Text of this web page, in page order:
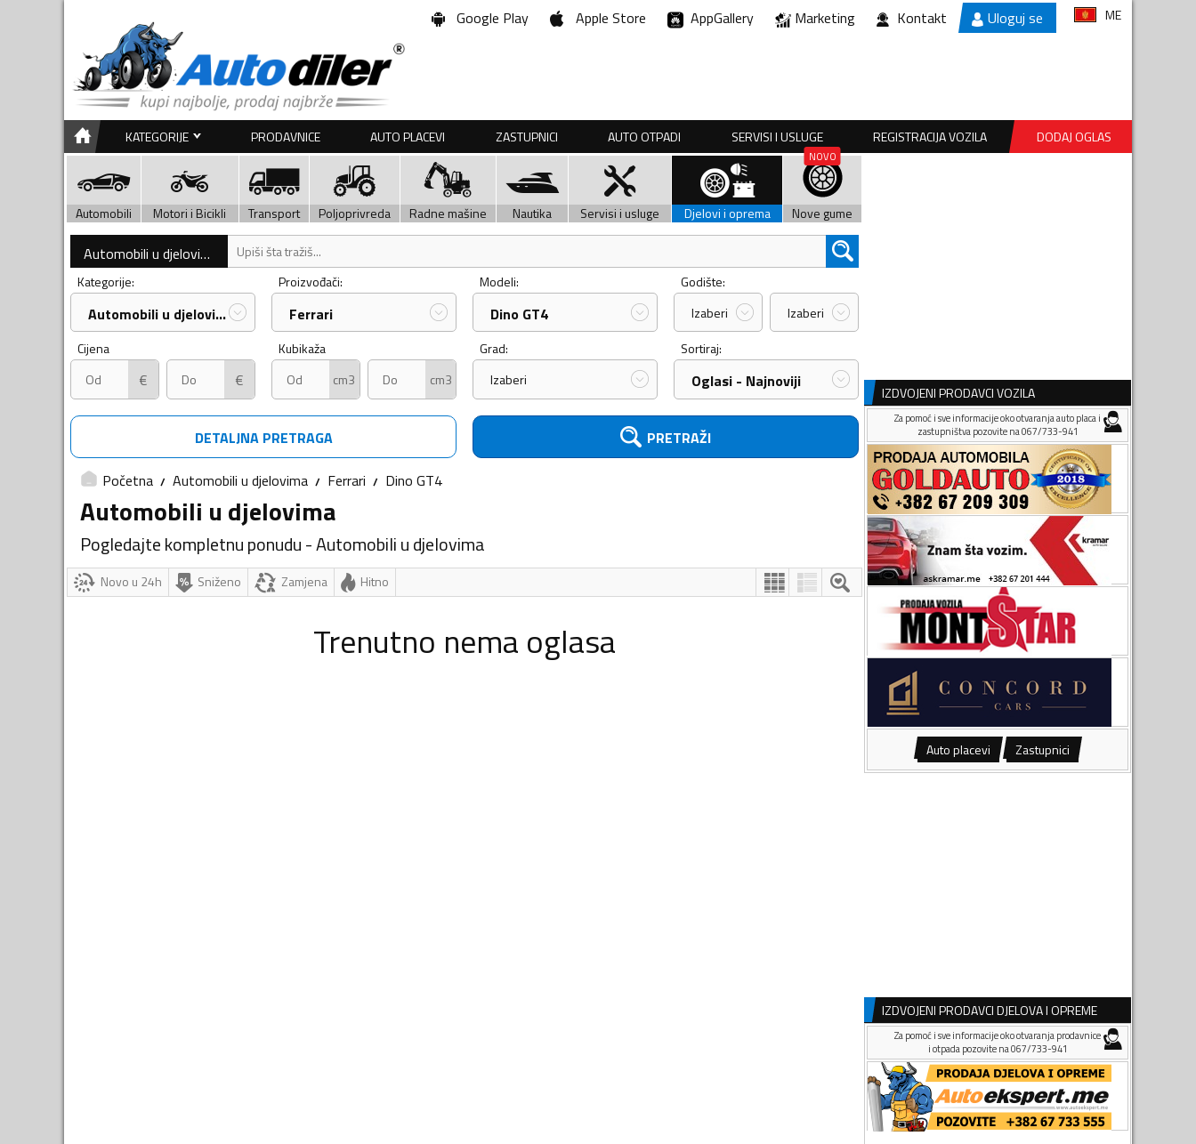
Google Play Apple Store AppGallery Marketing Kontakt Uloguj se ME
KATEGORIJE PRODAVNICE AUTO PLACEVI ZASTUPNICI AUTO OTPADI SERVISI I USLUGE REGISTRACIJA VOZILA DODAJ OGLAS
Automobili Motori i Bicikli Transport Poljoprivreda Radne mašine Nautika Servisi i usluge Djelovi i oprema Nove gume
Automobili u djelovima
Kategorije:
Automobili u djelovima
Proizvođači:
Ferrari
Modeli:
Dino GT4
Godište:
Izaberi
Izaberi
Cijena
€ €
Kubikaža
cm3
cm3
Grad:
Izaberi
Sortiraj:
Oglasi - Najnoviji
DETALJNA PRETRAGA PRETRAŽI
Početna Automobili u djelovima Ferrari Dino GT4
Automobili u djelovima
Pogledajte kompletnu ponudu - Automobili u djelovima
Novo u 24h Sniženo Zamjena Hitno
Trenutno nema oglasa
IZDVOJENI PRODAVCI VOZILA
Za pomoć i sve informacije oko otvaranja auto placa i
zastupništva pozovite na 067/733-941
Auto placevi Zastupnici
IZDVOJENI PRODAVCI DJELOVA I OPREME
Za pomoć i sve informacije oko otvaranja prodavnice
i otpada pozovite na 067/733-941